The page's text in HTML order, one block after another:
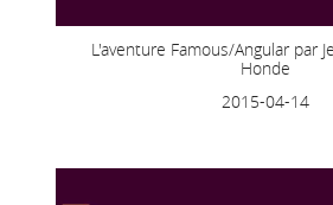
L'aventure Famous/Angular par
Honde
2015-04-14